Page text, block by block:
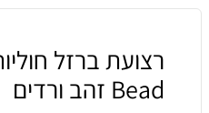
Bead זהב ורדים